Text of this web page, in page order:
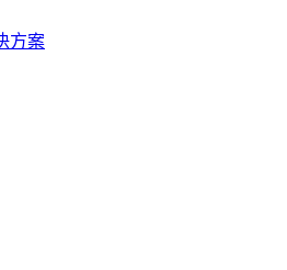
方案